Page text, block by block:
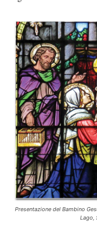
Presentazione del Bambino
Lago,